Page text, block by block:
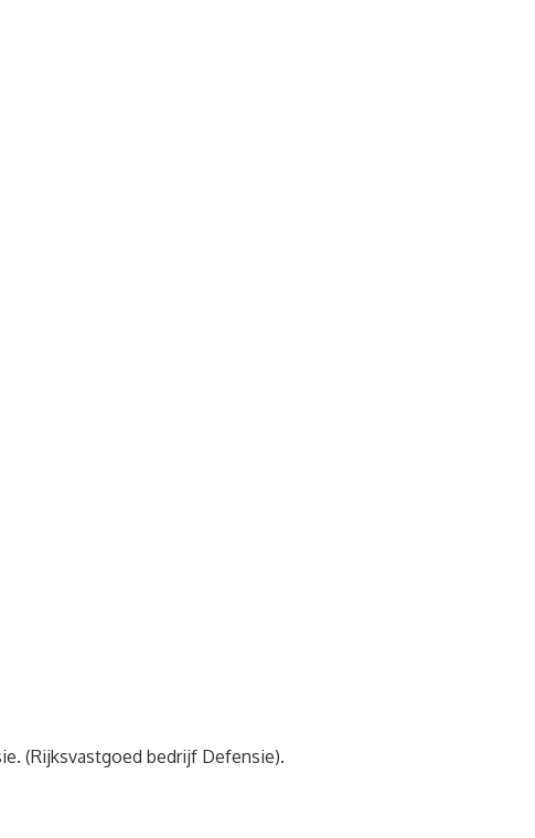
(Rijksvastgoed bedrijf Defensie).